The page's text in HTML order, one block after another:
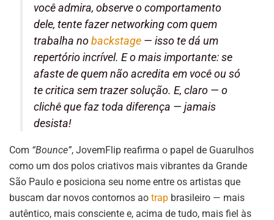
você admira, observe o comportamento
dele, tente fazer networking com quem
trabalha nobackstage — isso te dá um
repertório incrível. E o mais importante: se
afaste de quem não acredita em você ou só
te critica sem trazer solução. E, claro — o
clichê que faz toda diferença — jamais
desista!
Com “Bounce”, JovemFlip reafirma o papel de Guarulhos
como um dos polos criativos mais vibrantes da Grande
São Paulo e posiciona seu nome entre os artistas que
buscam dar novos contornos ao trap brasileiro — mais
autêntico, mais consciente e, acima de tudo, mais fiel às